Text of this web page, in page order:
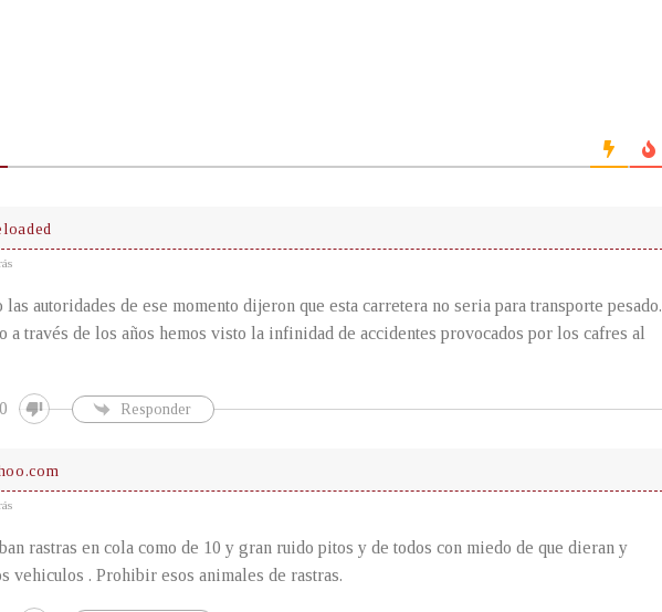
autoridades de ese momento dijeron que esta carretera no seria para transporte pesado.
a través de los años hemos visto la infinidad de accidentes provocados por los cafres al
0 Responder
rastras en cola como de 10 y gran ruido pitos y de todos con miedo de que dieran y
vehiculos . Prohibir esos animales de rastras.